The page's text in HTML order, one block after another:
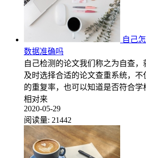
自己
数据准确吗
自己检测的论文我们称之为自查
及时选择合适的论文查重系统，不
的重复率，也可以知道是否符合
相对来
2020-05-29
阅读量: 21442